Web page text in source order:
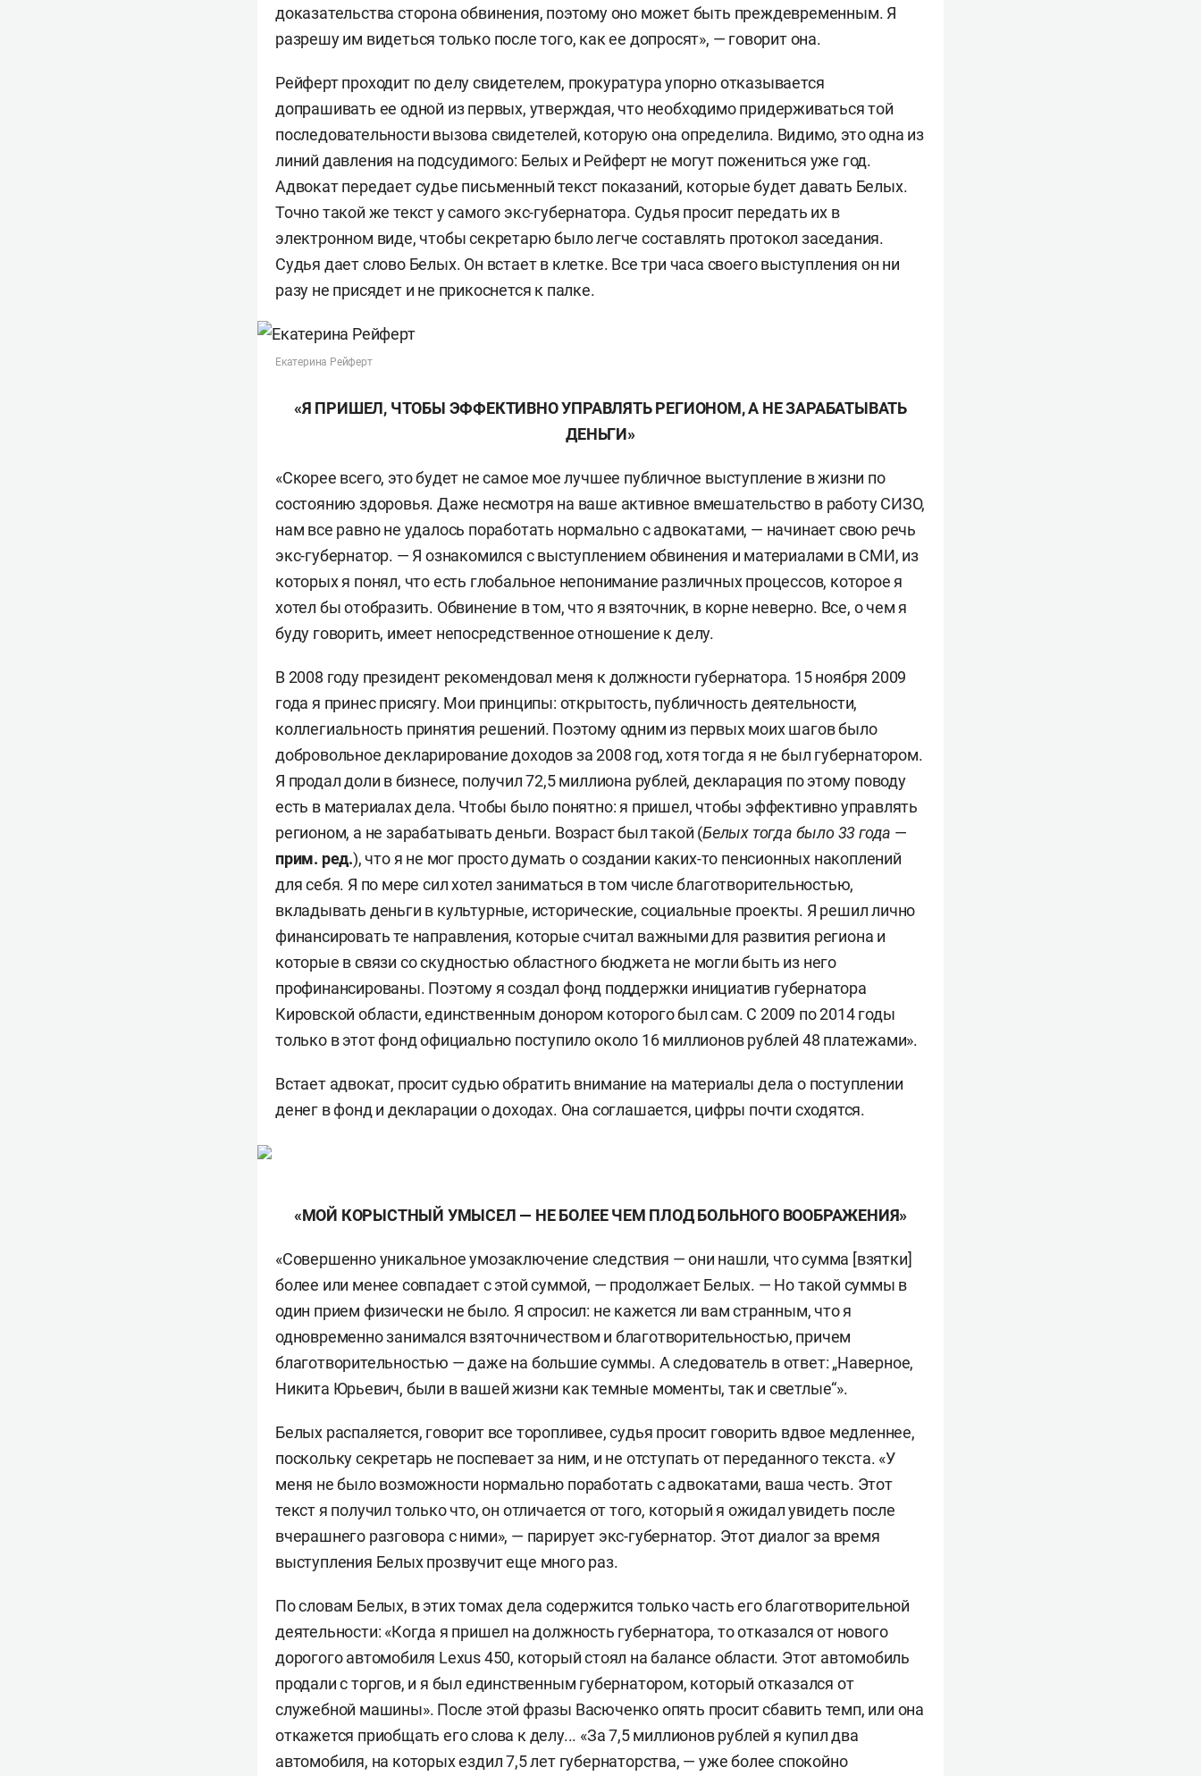
доказательства сторона обвинения, поэтому оно может быть преждевременным. Я
разрешу им видеться только после того, как ее допросят», — говорит она.
Рейферт проходит по делу свидетелем, прокуратура упорно отказывается
допрашивать ее одной из первых, утверждая, что необходимо придерживаться той
последовательности вызова свидетелей, которую она определила. Видимо, это одна из
линий давления на подсудимого: Белых и Рейферт не могут пожениться уже год.
Адвокат передает судье письменный текст показаний, которые будет давать Белых.
Точно такой же текст у самого экс-губернатора. Судья просит передать их в
электронном виде, чтобы секретарю было легче составлять протокол заседания.
Судья дает слово Белых. Он встает в клетке. Все три часа своего выступления он ни
разу не присядет и не прикоснется к палке.
Екатерина Рейферт
«Я ПРИШЕЛ, ЧТОБЫ ЭФФЕКТИВНО УПРАВЛЯТЬ РЕГИОНОМ, А НЕ ЗАРАБАТЫВАТЬ
ДЕНЬГИ»
«Скорее всего, это будет не самое мое лучшее публичное выступление в жизни по
состоянию здоровья. Даже несмотря на ваше активное вмешательство в работу СИЗО,
нам все равно не удалось поработать нормально с адвокатами, — начинает свою речь
экс-губернатор. — Я ознакомился с выступлением обвинения и материалами в СМИ, из
которых я понял, что есть глобальное непонимание различных процессов, которое я
хотел бы отобразить. Обвинение в том, что я взяточник, в корне неверно. Все, о чем я
буду говорить, имеет непосредственное отношение к делу.
В 2008 году президент рекомендовал меня к должности губернатора. 15 ноября 2009
года я принес присягу. Мои принципы: открытость, публичность деятельности,
коллегиальность принятия решений. Поэтому одним из первых моих шагов было
добровольное декларирование доходов за 2008 год, хотя тогда я не был губернатором.
Я продал доли в бизнесе, получил 72,5 миллиона рублей, декларация по этому поводу
есть в материалах дела. Чтобы было понятно: я пришел, чтобы эффективно управлять
регионом, а не зарабатывать деньги. Возраст был такой (Белых тогда было 33 года —
прим. ред.), что я не мог просто думать о создании каких-то пенсионных накоплений
для себя. Я по мере сил хотел заниматься в том числе благотворительностью,
вкладывать деньги в культурные, исторические, социальные проекты. Я решил лично
финансировать те направления, которые считал важными для развития региона и
которые в связи со скудностью областного бюджета не могли быть из него
профинансированы. Поэтому я создал фонд поддержки инициатив губернатора
Кировской области, единственным донором которого был сам. С 2009 по 2014 годы
только в этот фонд официально поступило около 16 миллионов рублей 48 платежами».
Встает адвокат, просит судью обратить внимание на материалы дела о поступлении
денег в фонд и декларации о доходах. Она соглашается, цифры почти сходятся.
«МОЙ КОРЫСТНЫЙ УМЫСЕЛ — НЕ БОЛЕЕ ЧЕМ ПЛОД БОЛЬНОГО ВООБРАЖЕНИЯ»
«Совершенно уникальное умозаключение следствия — они нашли, что сумма [взятки]
более или менее совпадает с этой суммой, — продолжает Белых. — Но такой суммы в
один прием физически не было. Я спросил: не кажется ли вам странным, что я
одновременно занимался взяточничеством и благотворительностью, причем
благотворительностью — даже на большие суммы. А следователь в ответ: „Наверное,
Никита Юрьевич, были в вашей жизни как темные моменты, так и светлые“».
Белых распаляется, говорит все торопливее, судья просит говорить вдвое медленнее,
поскольку секретарь не поспевает за ним, и не отступать от переданного текста. «У
меня не было возможности нормально поработать с адвокатами, ваша честь. Этот
текст я получил только что, он отличается от того, который я ожидал увидеть после
вчерашнего разговора с ними», — парирует экс-губернатор. Этот диалог за время
выступления Белых прозвучит еще много раз.
По словам Белых, в этих томах дела содержится только часть его благотворительной
деятельности: «Когда я пришел на должность губернатора, то отказался от нового
дорогого автомобиля Lexus 450, который стоял на балансе области. Этот автомобиль
продали с торгов, и я был единственным губернатором, который отказался от
служебной машины». После этой фразы Васюченко опять просит сбавить темп, или она
откажется приобщать его слова к делу... «За 7,5 миллионов рублей я купил два
автомобиля, на которых ездил 7,5 лет губернаторства, — уже более спокойно